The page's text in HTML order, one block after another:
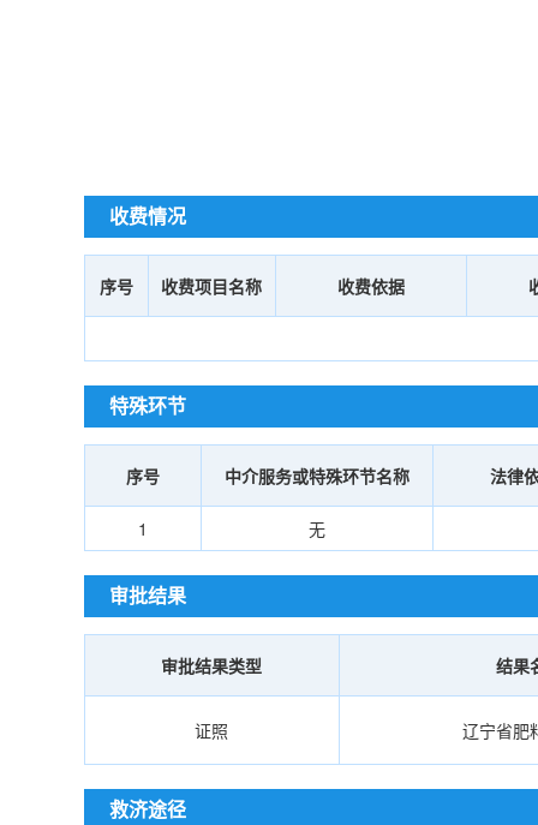
收费情况
序号 收费项目名称 收费依据
特殊环节
序号 中介服务或特殊环节名称 法律
1 无
审批结果
审批结果类型 结果
证照 辽宁省肥
救济途径